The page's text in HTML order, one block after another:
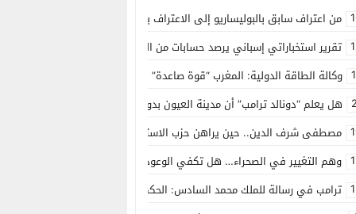
من اعتراف سابق بالبوليساريو إلى الاعتراف بسيادة المغرب على الصحراء..
تقرير استخباراتي إسباني يرصد حسابات من الجزائر وأرقاما بـ”213+” ضمن حملة رقمية منظمة حرّضت على اقتحام سبتة
وكالة الطاقة الدولية: المغرب “قوة صاعدة” في سوق المعادن الاستراتيجية
هل يعلم “دونالد ترامب” أن مدينة العيون بدون ماء؟
مصطفى شرف الدين.. حين يراهن حزب الاستقلال على الكفاءة ويمنح الشباب
وهم التغيير في الصحراء… هل تكفي الوعود الفارغة لصناعة الواقع؟
ترامب في رسالة للملك محمد السادس: الحكم الذاتي هو الأساس الوحيد لحل